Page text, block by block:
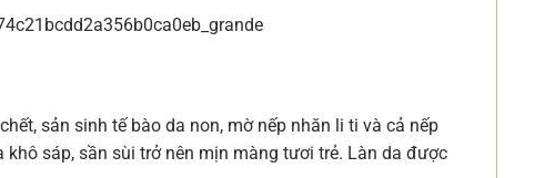
sản sinh tế bào da non, mờ nếp nhăn li ti và cả nếp
sáp, sần sùi trở nên mịn màng tươi trẻ. Làn da được